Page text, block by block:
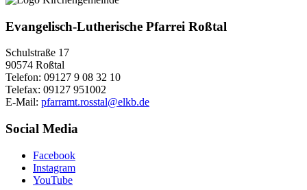
Evangelisch-Lutherische Pfarrei Roßtal
Schulstraße 17
90574 Roßtal
Telefon: 09127 9 08 32 10
Telefax: 09127 951002
E-Mail: pfarramt.rosstal@elkb.de
Social Media
Facebook
Instagram
YouTube